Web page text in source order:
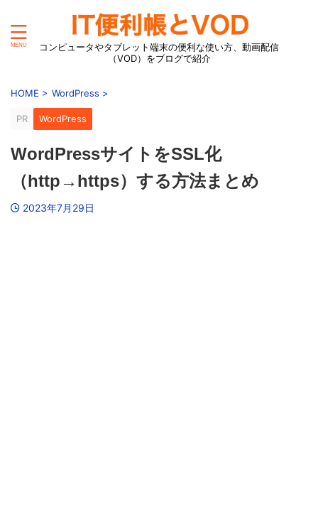
コンピュータやタブレット端末の便利な使い方、動画配信
（VOD）をブログで紹介
HOME > WordPress >
PR WordPress
WordPressサイトをSSL化
（http→https）する方法まとめ
2023年7月29日